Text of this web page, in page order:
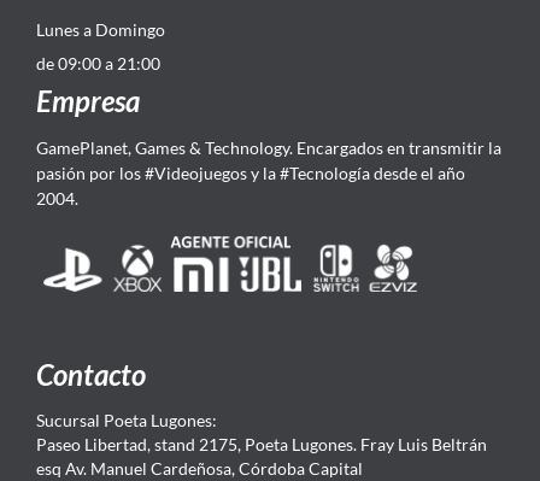
Lunes a Domingo
de 09:00 a 21:00
Empresa
GamePlanet, Games & Technology. Encargados en transmitir la
pasión por los #Videojuegos y la #Tecnología desde el año
2004.
Contacto
Sucursal Poeta Lugones:
Paseo Libertad, stand 2175, Poeta Lugones. Fray Luis Beltrán
esq Av. Manuel Cardeñosa, Córdoba Capital